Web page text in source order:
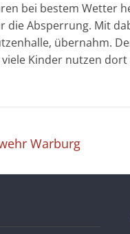
bei bestem Wetter
die Absperrung. Mit
übernahm.
Kinder nutzen
Warburg